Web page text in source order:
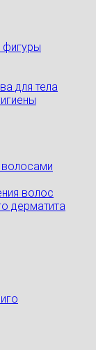
фигуры
для тела
волос
дерматита